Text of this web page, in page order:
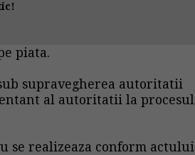
piata.
supravegherea autoritatii
al autoritatii la procesul
se realizeaza conform actului